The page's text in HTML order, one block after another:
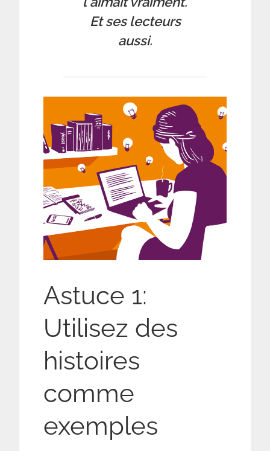
Et ses lecteurs
aussi.
Astuce 1:
Utilisez des
histoires
comme
exemples